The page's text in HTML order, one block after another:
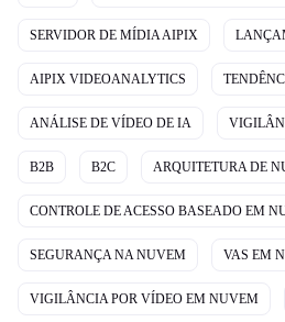
SERVIDOR DE MÍDIA AIPIX
AIPIX VIDEOANALYTICS
ANÁLISE DE VÍDEO DE IA
B2B B2C ARQUITETURA DE
CONTROLE DE ACESSO BASEADO EM
SEGURANÇA NA NUVEM VAS EM
VIGILÂNCIA POR VÍDEO EM NUVEM